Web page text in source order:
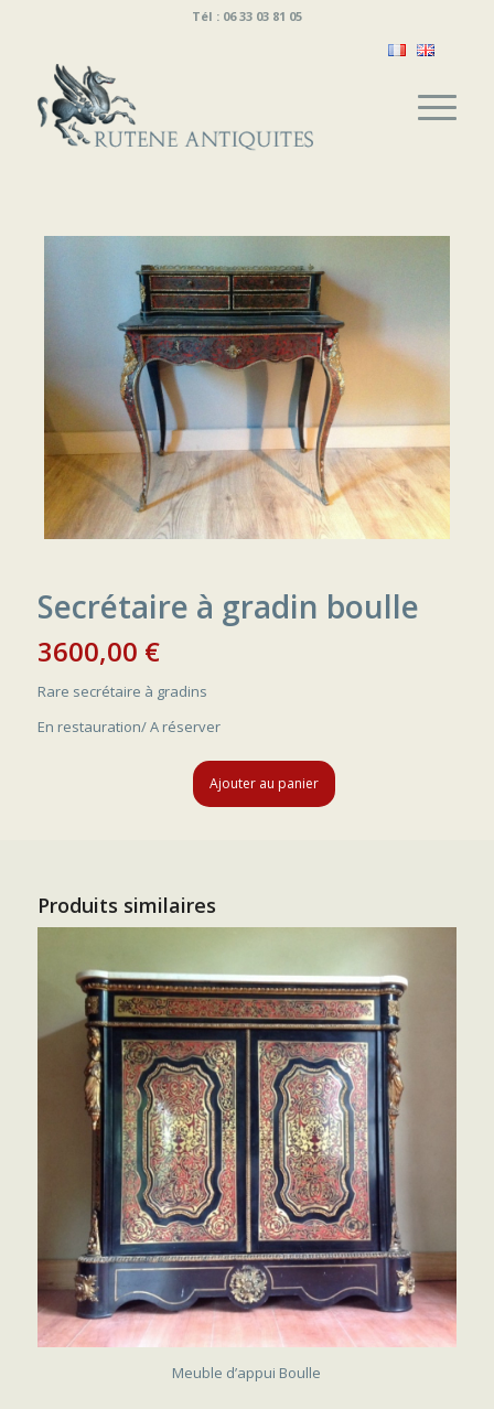
Tél : 06 33 03 81 05
Secrétaire à gradin boulle
3600,00 €
Rare secrétaire à gradins
En restauration/ A réserver
Ajouter au panier
Produits similaires
Meuble d’appui Boulle